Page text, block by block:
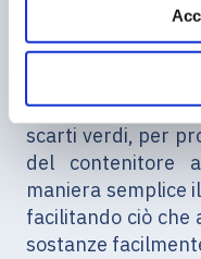
LA
cui introdurre i
scarti verdi, per
del contenitore
maniera semplice
facilitando ciò che
sostanze